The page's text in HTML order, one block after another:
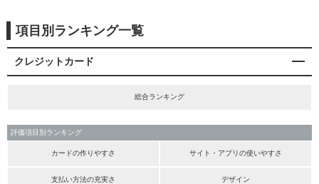
項目別ランキング一覧
クレジットカード
総合ランキング
評価項目別ランキング
カードの作りやすさ サイト・アプリの使いやすさ
支払い方法の充実さ デザイン